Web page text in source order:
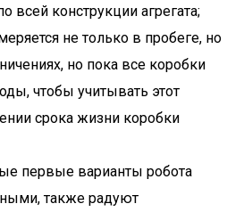
всей конструкции агрегата;
не только в пробеге, но
но пока все коробки
чтобы учитывать этот
срока жизни коробки
первые варианты робота
также радуют